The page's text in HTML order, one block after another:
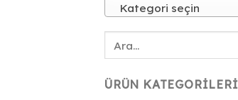
Kategori seçin
ÜRÜN KATEGORILERI